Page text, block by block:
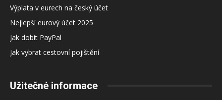
Výplata v eurech na český účet
Nejlepší eurový účet 2025
Jak dobít PayPal
Jak vybrat cestovní pojištění
Užitečné informace